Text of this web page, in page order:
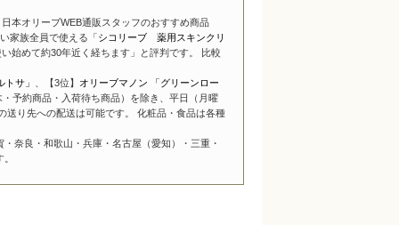
本オリーブWEB通販スタッフのおすすめ商品
家族全員で使える「シコリーブ 薬用スキンクリ
始めて約30年近く経ちます」と評判です。 比較
サ」 、【3位】
オリーブマノン 「グリーンロー
予約商品・入荷待ち商品）を除き、平日（月曜
り先への配送は可能です。 化粧品・食品は各種
奈良・和歌山・兵庫・名古屋（愛知）・三重・